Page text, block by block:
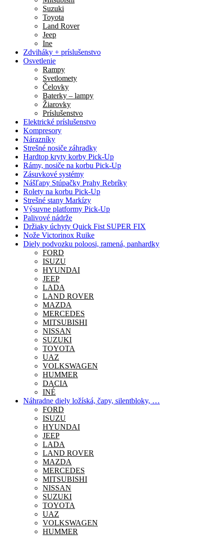
Suzuki
Toyota
Land Rover
Jeep
Ine
Zdviháky + príslušenstvo
Osvetlenie
Rampy
Svetlomety
Čelovky
Baterky – lampy
Žiarovky
Príslušenstvo
Elektrické príslušenstvo
Kompresory
Nárazníky
Strešné nosiče záhradky
Hardtop kryty korby Pick-Up
Rámy, nosiče na korbu Pick-Up
Zásuvkové systémy
Nášľapy Stúpačky Prahy Rebríky
Rolety na korbu Pick-Up
Strešné stany Markízy
Výsuvne platformy Pick-Up
Palivové nádrže
Držiaky úchyty Quick Fist SUPER FIX
Nože Victorinox Ruike
Diely podvozku poloosi, ramená, panhardky
FORD
ISUZU
HYUNDAI
JEEP
LADA
LAND ROVER
MAZDA
MERCEDES
MITSUBISHI
NISSAN
SUZUKI
TOYOTA
UAZ
VOLKSWAGEN
HUMMER
DACIA
INÉ
Náhradne diely ložíská, čapy, silentbloky, …
FORD
ISUZU
HYUNDAI
JEEP
LADA
LAND ROVER
MAZDA
MERCEDES
MITSUBISHI
NISSAN
SUZUKI
TOYOTA
UAZ
VOLKSWAGEN
HUMMER